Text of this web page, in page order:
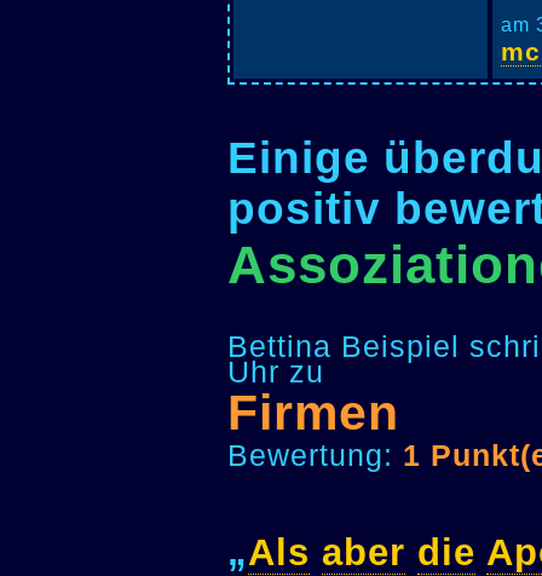
am
Einige
positiv
Bettina Beispiel
Uhr zu
Firmen
Bewertung: 1
„Als aber die